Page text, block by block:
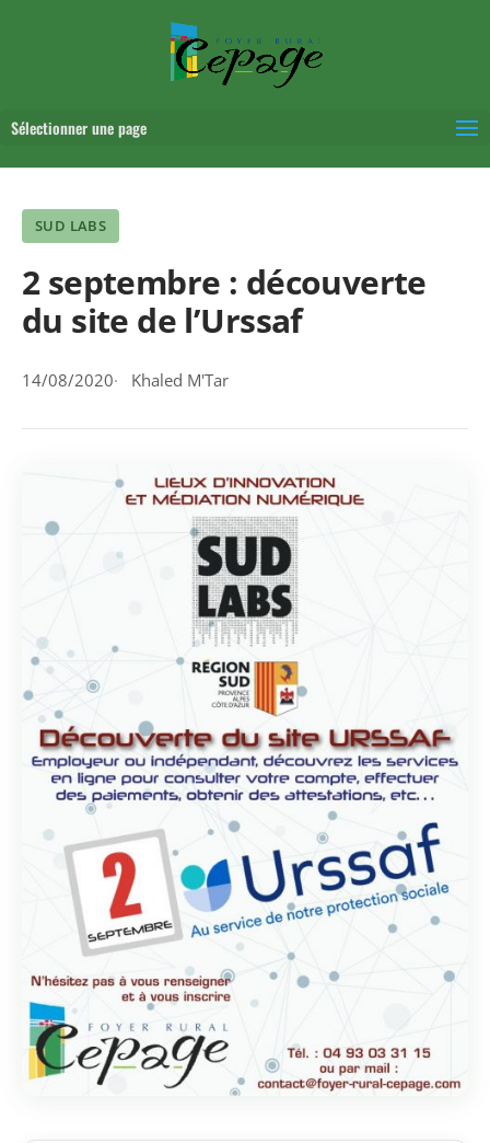
Sélectionner une page
SUD LABS
2 septembre : découverte
du site de l’Urssaf
14/08/2020 Khaled M'Tar